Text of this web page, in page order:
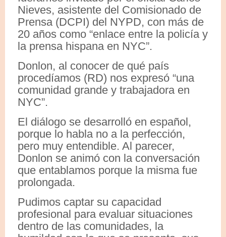
Nieves, asistente del Comisionado de
Prensa (DCPI) del NYPD, con más de
20 años como “enlace entre la policía y
la prensa hispana en NYC”.
Donlon, al conocer de qué país
procedíamos (RD) nos expresó “una
comunidad grande y trabajadora en
NYC”.
El diálogo se desarrolló en español,
porque lo habla no a la perfección,
pero muy entendible. Al parecer,
Donlon se animó con la conversación
que entablamos porque la misma fue
prolongada.
Pudimos captar su capacidad
profesional para evaluar situaciones
dentro de las comunidades, la